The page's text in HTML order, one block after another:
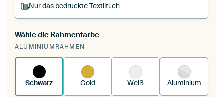
Nur das bedruckte Textiltuch
Du spannst einen wechselbaren Textiltuch in
deinen vorhandenen ArtFrame™.
funktioniert es.
Wähle die Rahmenfarbe
ALUMINIUMRAHMEN
Schwarz Gold Weiß Aluminium